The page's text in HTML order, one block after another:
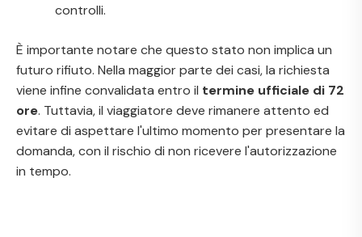
controlli.
È importante notare che questo stato non implica un
futuro rifiuto. Nella maggior parte dei casi, la richiesta
viene infine convalidata entro il termine ufficiale di 72
ore. Tuttavia, il viaggiatore deve rimanere attento ed
evitare di aspettare l'ultimo momento per presentare la
domanda, con il rischio di non ricevere l'autorizzazione
in tempo.